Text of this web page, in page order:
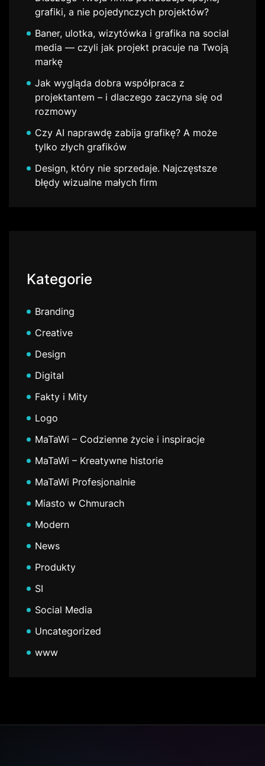
grafiki, a nie pojedynczych projektów?
Baner, ulotka, wizytówka i grafika na social
media — czyli jak projekt pracuje na Twoją
markę
Jak wygląda dobra współpraca z
projektantem – i dlaczego zaczyna się od
rozmowy
Czy AI naprawdę zabija grafikę? A może
tylko złych grafików
Design, który nie sprzedaje. Najczęstsze
błędy wizualne małych firm
Kategorie
Branding
Creative
Design
Digital
Fakty i Mity
Logo
MaTaWi – Codzienne życie i inspiracje
MaTaWi – Kreatywne historie
MaTaWi Profesjonalnie
Miasto w Chmurach
Modern
News
Produkty
SI
Social Media
Uncategorized
www